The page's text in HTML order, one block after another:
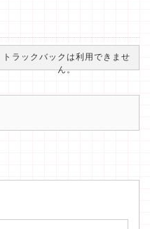
トラックバックは利用できませ
ん。